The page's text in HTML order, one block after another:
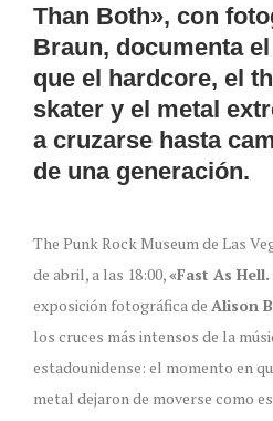
Than Both», con
Braun, documenta
que el hardcore, el
skater y el metal
a cruzarse hasta
de una generación.
The Punk Rock Museum de Las
de abril, a las 18:00,«Fast As
exposición fotográfica de Alison
los cruces más intensos de la
estadounidense: el momento en
metal dejaron de moverse como